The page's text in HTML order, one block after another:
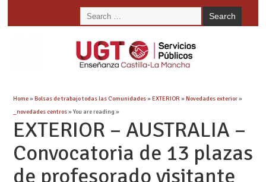
Home»Bolsas de trabajo todas las Comunidades»EXTERIOR »Novedades exterior»
_novedades centros» You are reading »
EXTERIOR – AUSTRALIA –
Convocatoria de 13 plazas
de profesorado visitante